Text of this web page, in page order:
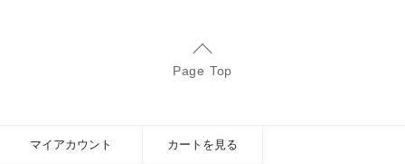
Page Top
マイアカウント カートを見る